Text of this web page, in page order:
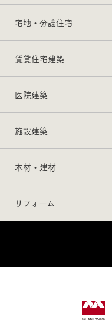
宅地・分譲住宅
賃貸住宅建築
医院建築
施設建築
木材・建材
リフォーム